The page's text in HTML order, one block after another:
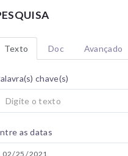
Texto Doc Avançado
chave(s)
as datas